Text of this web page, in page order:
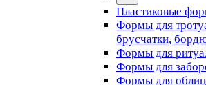
Пластиковые
Формы для
брусчатки,
Формы для
Формы для
Формы для